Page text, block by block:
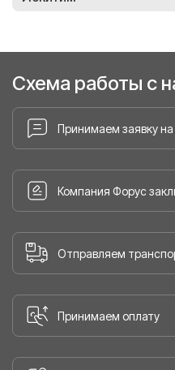
Схема работы с
Принимаем заявку на
Компания Форус
Отправляем
Принимаем оплату